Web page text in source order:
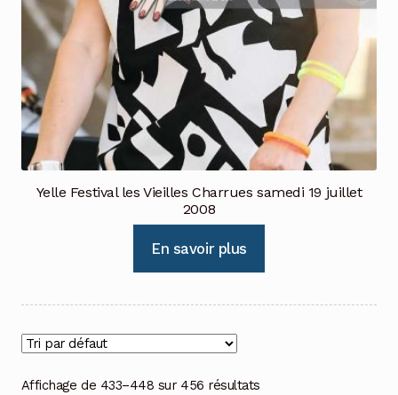
Yelle Festival les Vieilles Charrues samedi 19 juillet
2008
En savoir plus
Affichage de 433–448 sur 456 résultats